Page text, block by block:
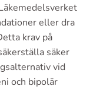
eller dra
krav på
säker
vid
och bipolär